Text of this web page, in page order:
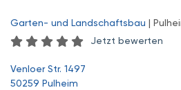
Garten- und Landschaftsbau |
Jetzt bewerten
Venloer Str. 1497
50259 Pulheim